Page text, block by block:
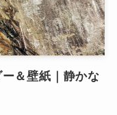
ー＆壁紙｜静かな